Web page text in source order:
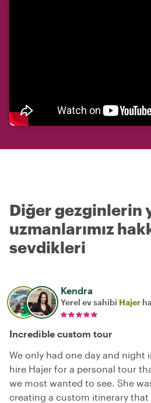
Diğer gezginlerin
uzmanlarımız
sevdikleri
Kendra
Yerel ev sahibi Hajer
Incredible custom tour
We only had one day and night
hire Hajer for a personal tour
we most wanted to see. She
creating a custom itinerary